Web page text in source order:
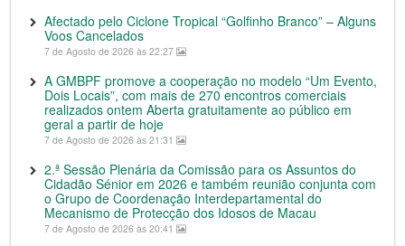
Afectado pelo Ciclone Tropical “Golfinho Branco” – Alguns
Voos Cancelados
7 de Agosto de 2026 às 22:27
A GMBPF promove a cooperação no modelo “Um Evento,
Dois Locais”, com mais de 270 encontros comerciais
realizados ontem Aberta gratuitamente ao público em
geral a partir de hoje
7 de Agosto de 2026 às 21:31
2.ª Sessão Plenária da Comissão para os Assuntos do
Cidadão Sénior em 2026 e também reunião conjunta com
o Grupo de Coordenação Interdepartamental do
Mecanismo de Protecção dos Idosos de Macau
7 de Agosto de 2026 às 20:41